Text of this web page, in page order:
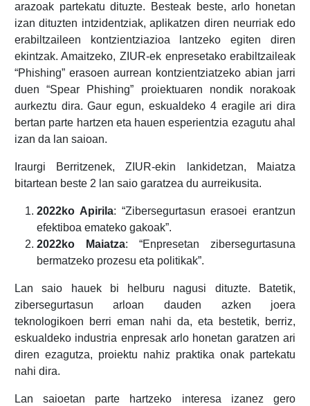
arazoak partekatu dituzte. Besteak beste, arlo honetan
izan dituzten intzidentziak, aplikatzen diren neurriak edo
erabiltzaileen kontzientziazioa lantzeko egiten diren
ekintzak. Amaitzeko, ZIUR-ek enpresetako erabiltzaileak
“Phishing” erasoen aurrean kontzientziatzeko abian jarri
duen “Spear Phishing” proiektuaren nondik norakoak
aurkeztu dira. Gaur egun, eskualdeko 4 eragile ari dira
bertan parte hartzen eta hauen esperientzia ezagutu ahal
izan da lan saioan.
Iraurgi Berritzenek, ZIUR-ekin lankidetzan, Maiatza
bitartean beste 2 lan saio garatzea du aurreikusita.
2022ko Apirila: “Zibersegurtasun erasoei erantzun
efektiboa emateko gakoak”.
2022ko Maiatza: “Enpresetan zibersegurtasuna
bermatzeko prozesu eta politikak”.
Lan saio hauek bi helburu nagusi dituzte. Batetik,
zibersegurtasun arloan dauden azken joera
teknologikoen berri eman nahi da, eta bestetik, berriz,
eskualdeko industria enpresak arlo honetan garatzen ari
diren ezagutza, proiektu nahiz praktika onak partekatu
nahi dira.
Lan saioetan parte hartzeko interesa izanez gero